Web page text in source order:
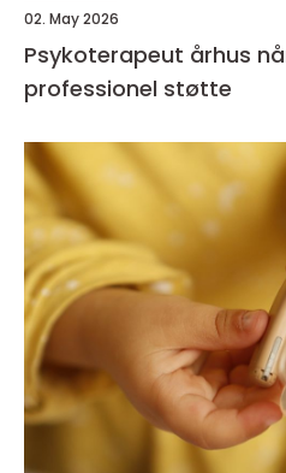
02. May 2026
Psykoterapeut århus når livet kalder på
professionel støtte